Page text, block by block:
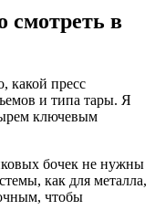
смотреть в
какой пресс
и типа тары. Я
ключевым
бочек не нужны
как для металла,
чтобы